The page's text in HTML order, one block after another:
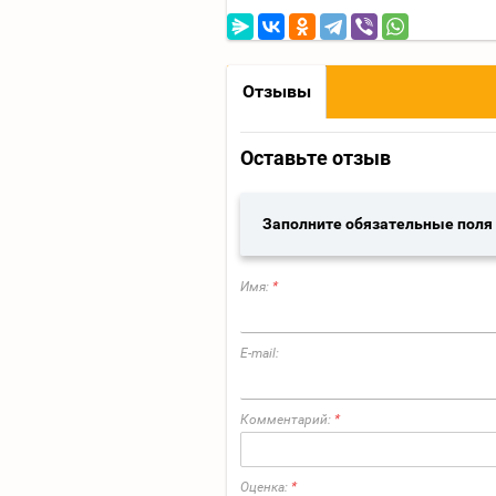
Отзывы
Оставьте отзыв
Заполните обязательные поля
Имя: *
E-mail:
Комментарий: *
Оценка: *